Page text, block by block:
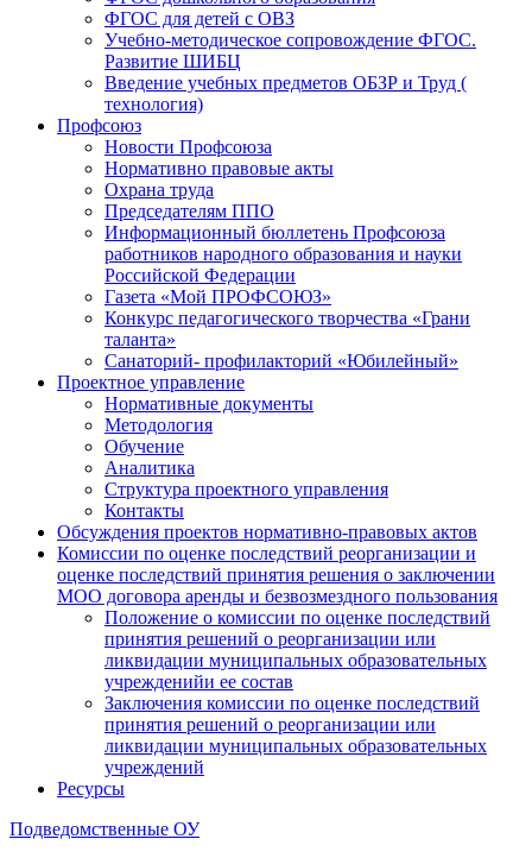
ФГОС для детей с ОВЗ
Учебно-методическое сопровождение ФГОС.
Развитие ШИБЦ
Введение учебных предметов ОБЗР и Труд (
технология)
Профсоюз
Новости Профсоюза
Нормативно правовые акты
Охрана труда
Председателям ППО
Информационный бюллетень Профсоюза
работников народного образования и науки
Российской Федерации
Газета «Мой ПРОФСОЮЗ»
Конкурс педагогического творчества «Грани
таланта»
Санаторий- профилакторий «Юбилейный»
Проектное управление
Нормативные документы
Методология
Обучение
Аналитика
Структура проектного управления
Контакты
Обсуждения проектов нормативно-правовых актов
Комиссии по оценке последствий реорганизации и
оценке последствий принятия решения о заключении
МОО договора аренды и безвозмездного пользования
Положение о комиссии по оценке последствий
принятия решений о реорганизации или
ликвидации муниципальных образовательных
учрежденийи ее состав
Заключения комиссии по оценке последствий
принятия решений о реорганизации или
ликвидации муниципальных образовательных
учреждений
Ресурсы
Подведомственные ОУ